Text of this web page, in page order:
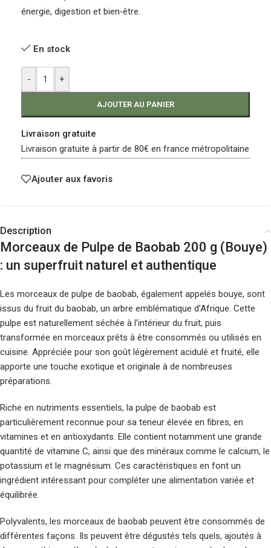
énergie, digestion et bien‑être.
En stock
- +
AJOUTER AU PANIER
Livraison gratuite
Livraison gratuite à partir de 80€ en france métropolitaine
Ajouter aux favoris
Description
Morceaux de Pulpe de Baobab 200 g (Bouye)
: un superfruit naturel et authentique
Les morceaux de pulpe de baobab, également appelés bouye, sont
issus du fruit du baobab, un arbre emblématique d’Afrique. Cette
pulpe est naturellement séchée à l’intérieur du fruit, puis
transformée en morceaux prêts à être consommés ou utilisés en
cuisine. Appréciée pour son goût légèrement acidulé et fruité, elle
apporte une touche exotique et originale à de nombreuses
préparations.
Riche en nutriments essentiels, la pulpe de baobab est
particulièrement reconnue pour sa teneur élevée en fibres, en
vitamines et en antioxydants. Elle contient notamment une grande
quantité de vitamine C, ainsi que des minéraux comme le calcium, le
potassium et le magnésium. Ces caractéristiques en font un
ingrédient intéressant pour compléter une alimentation variée et
équilibrée.
Polyvalents, les morceaux de baobab peuvent être consommés de
différentes façons. Ils peuvent être dégustés tels quels, ajoutés à